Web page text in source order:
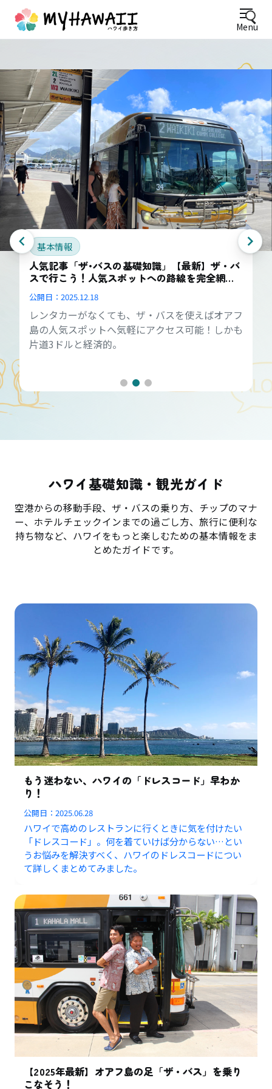
Menu
基本情報
人気記事「ザ･バスの基礎知識」【最新】ザ・バ
スで行こう！人気スポットへの路線を完全網
羅！
公開日： 2025.12.18
レンタカーがなくても、ザ・バスを使えばオアフ
島の人気スポットへ気軽にアクセス可能！しかも
片道3ドルと経済的。
ハワイ基礎知識・観光ガイド
空港からの移動手段、ザ・バスの乗り方、チップのマナ
ー、ホテルチェックインまでの過ごし方、旅行に便利な
持ち物など、ハワイをもっと楽しむための基本情報をま
とめたガイドです。
もう迷わない、ハワイの「ドレスコード」早わか
り！
公開日：2025.06.28
ハワイで高めのレストランに行くときに気を付けたい
「ドレスコード」。何を着ていけば分からない…とい
うお悩みを解決すべく、ハワイのドレスコードについ
て詳しくまとめてみました。
【2025年最新】オアフ島の足「ザ・バス」を乗り
こなそう！